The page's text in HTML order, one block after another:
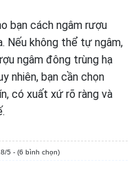
bạn cách ngâm rượu
Nếu không thể tự ngâm,
ngâm đông trùng hạ
nhiên, bạn cần chọn
có xuất xứ rõ ràng và
5 - (6 bình chọn)